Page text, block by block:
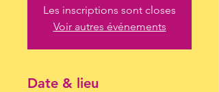
Les inscriptions sont closes
Voir autres événements
Date & lieu